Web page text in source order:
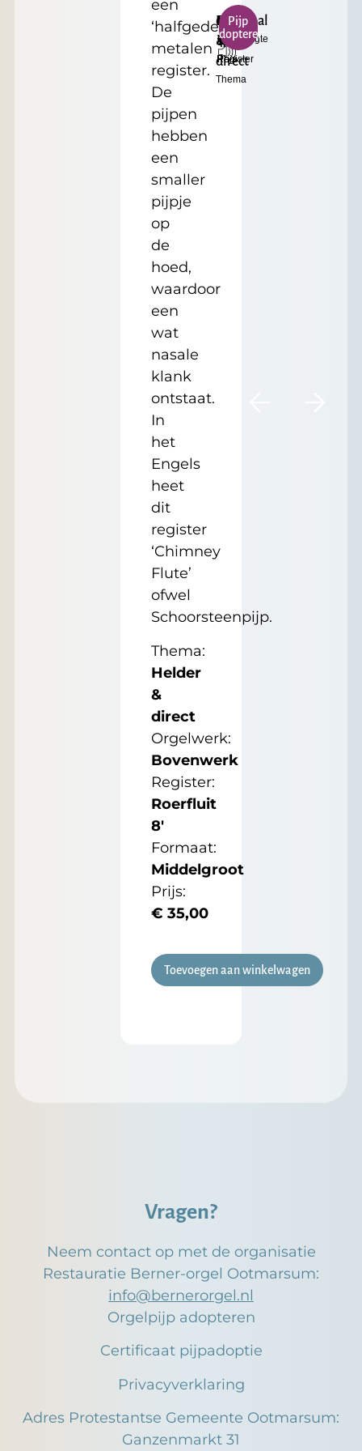
een
‘halfgedekt’
metalen
register.
De
pijpen
hebben
een
smaller
pijpje
op
de
hoed,
waardoor
een
wat
nasale
klank
ontstaat.
In
het
Engels
heet
dit
register
‘Chimney
Flute’
ofwel
Schoorsteenpijp.
Thema:
Helder
&
direct
Orgelwerk:
Bovenwerk
Register:
Roerfluit
8'
Formaat:
Middelgroot
Prijs:
€ 35,00
Toevoegen aan winkelwagen
c³
Toonhoogte
Helder
&
direct
Thema
Principal
4'
Register
Klein
Formaat
€
17.50
Prijs
Pijp
adopteren
Vragen?
Neem contact op met de organisatie
Restauratie Berner-orgel Ootmarsum:
info@bernerorgel.nl
Adres Protestantse Gemeente Ootmarsum:
Ganzenmarkt 31
Orgelpijp adopteren
Certificaat pijpadoptie
Privacyverklaring